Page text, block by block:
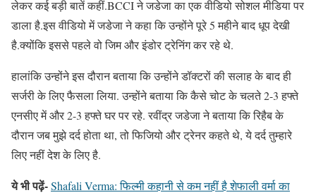
लेकर कई बड़ी बातें कहीं.BCCI ने जडेजा का एक वीडियो सोशल मीडिया पर
डाला है.इस वीडियो में जडेजा ने कहा कि उन्होंने पूरे 5 महीने बाद धूप देखी
है.क्योंकि इससे पहले वो जिम और इंडोर ट्रेनिंग कर रहे थे.
हालांकि उन्होंने इस दौरान बताया कि उन्होंने डॉक्टरों की सलाह के बाद ही
सर्जरी के लिए फैसला लिया. उन्होंने बताया कि कैसे चोट के चलते 2-3 हफ्ते
एनसीए में और 2-3 हफ्ते घर पर रहे. रवींद्र जडेजा ने बताया कि रिहैब के
दौरान जब मुझे दर्द होता था, तो फिजियो और ट्रेनर कहते थे, ये दर्द तुम्हारे
लिए नहीं देश के लिए है.
ये भी पढ़ें-Shafali Verma: फिल्मी कहानी से कम नहीं है शेफाली वर्मा का